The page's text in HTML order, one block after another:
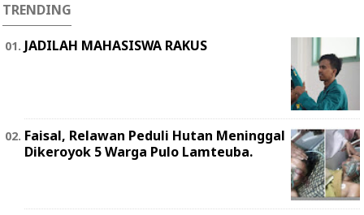
TRENDING
JADILAH MAHASISWA RAKUS
Faisal, Relawan Peduli Hutan Meninggal
Dikeroyok 5 Warga Pulo Lamteuba.